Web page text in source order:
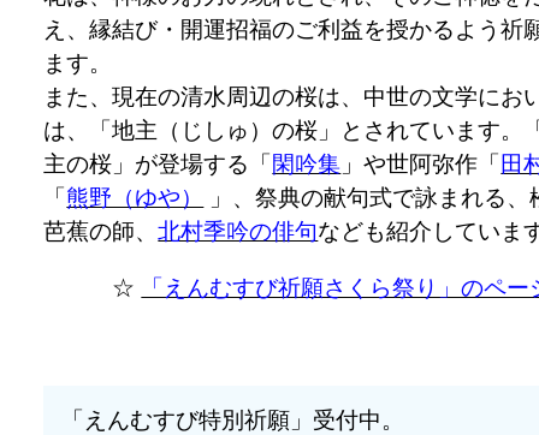
え、縁結び・開運招福のご利益を授かるよう祈
ます。
また、現在の清水周辺の桜は、中世の文学にお
は、「地主（じしゅ）の桜」とされています。
主の桜」が登場する「閑吟集 」や世阿弥作「田
「熊野（ゆや）
」、祭典の献句式で詠まれる、
芭蕉の師、北村季吟の俳句なども紹介していま
☆ 「えんむすび祈願さくら祭り」のペー
「えんむすび特別祈願」受付中。